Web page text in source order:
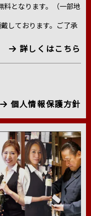
料となります。（一部地
しております。ご了承
詳しくはこちら
個人情報保護方針